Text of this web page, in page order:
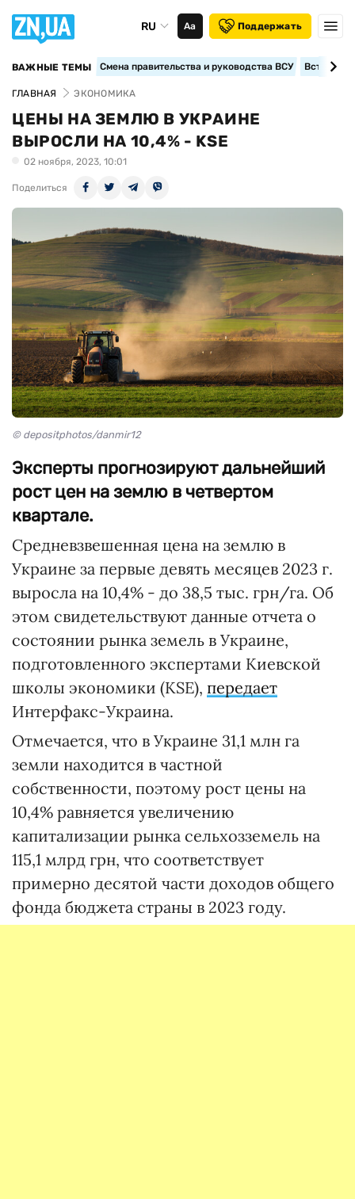
RU Аа Поддержать
ВАЖНЫЕ ТЕМЫ Смена правительства и руководства ВСУ
ГЛАВНАЯ ЭКОНОМИКА
ЦЕНЫ НА ЗЕМЛЮ В УКРАИНЕ
ВЫРОСЛИ НА 10,4% - KSE
02 ноября, 2023, 10:01
Поделиться
© depositphotos/danmir12
Эксперты прогнозируют дальнейший
рост цен на землю в четвертом
квартале.
Средневзвешенная цена на землю в
Украине за первые девять месяцев 2023 г.
выросла на 10,4% - до 38,5 тыс. грн/га. Об
этом свидетельствуют данные отчета о
состоянии рынка земель в Украине,
подготовленного экспертами Киевской
школы экономики (KSE), передает
Интерфакс-Украина.
Отмечается, что в Украине 31,1 млн га
земли находится в частной
собственности, поэтому рост цены на
10,4% равняется увеличению
капитализации рынка сельхозземель на
115,1 млрд грн, что соответствует
примерно десятой части доходов общего
фонда бюджета страны в 2023 году.